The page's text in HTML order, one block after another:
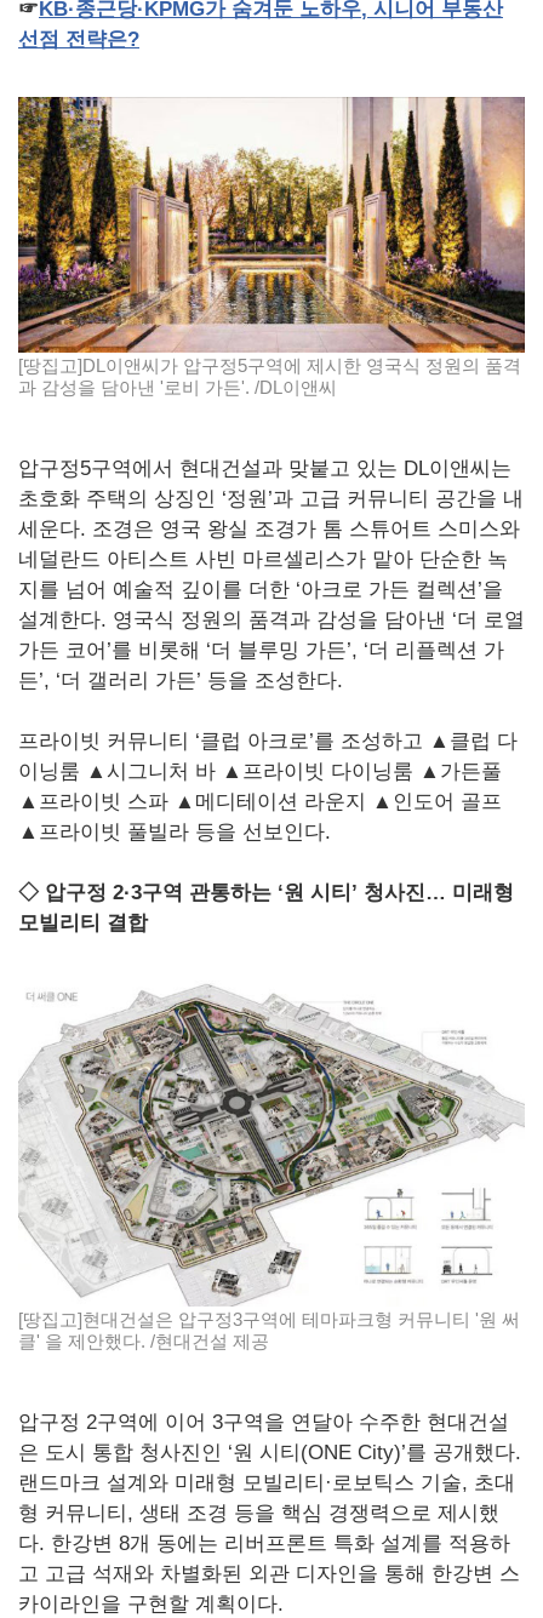
☞ KB·종근당· KPMG가 숨겨둔 노하우, 시니어 부동산
선점 전략은?
[땅집고]DL이앤씨가 압구정5구역에 제시한 영국식 정원의 품격
과 감성을 담아낸 '로비 가든'. /DL이앤씨
압구정5구역에서 현대건설과 맞붙고 있는 DL이앤씨는
초호화 주택의 상징인 ‘정원’과 고급 커뮤니티 공간을 내
세운다. 조경은 영국 왕실 조경가 톰 스튜어트 스미스와
네덜란드 아티스트 사빈 마르셀리스가 맡아 단순한 녹
지를 넘어 예술적 깊이를 더한 ‘아크로 가든 컬렉션’을
설계한다. 영국식 정원의 품격과 감성을 담아낸 ‘더 로열
가든 코어’를 비롯해 ‘더 블루밍 가든’, ‘더 리플렉션 가
든’, ‘더 갤러리 가든’ 등을 조성한다.
프라이빗 커뮤니티 ‘클럽 아크로’를 조성하고 ▲클럽 다
이닝룸 ▲시그니처 바 ▲프라이빗 다이닝룸 ▲가든풀
▲프라이빗 스파 ▲메디테이션 라운지 ▲인도어 골프
▲프라이빗 풀빌라 등을 선보인다.
◇ 압구정 2·3구역 관통하는 ‘원 시티’ 청사진… 미래형
모빌리티 결합
[땅집고]현대건설은 압구정3구역에 테마파크형 커뮤니티 '원 써
클' 을 제안했다. /현대건설 제공
압구정 2구역에 이어 3구역을 연달아 수주한 현대건설
은 도시 통합 청사진인 ‘원 시티(ONE City)’를 공개했다.
랜드마크 설계와 미래형 모빌리티·로보틱스 기술, 초대
형 커뮤니티, 생태 조경 등을 핵심 경쟁력으로 제시했
다. 한강변 8개 동에는 리버프론트 특화 설계를 적용하
고 고급 석재와 차별화된 외관 디자인을 통해 한강변 스
카이라인을 구현할 계획이다.